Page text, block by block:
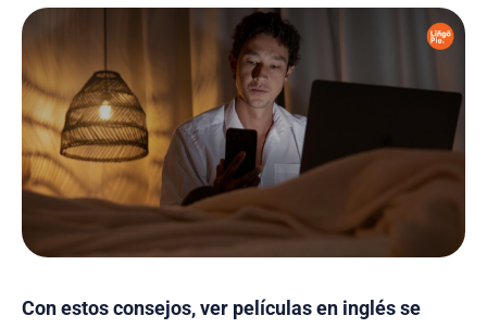
Con estos consejos, ver películas en inglés se